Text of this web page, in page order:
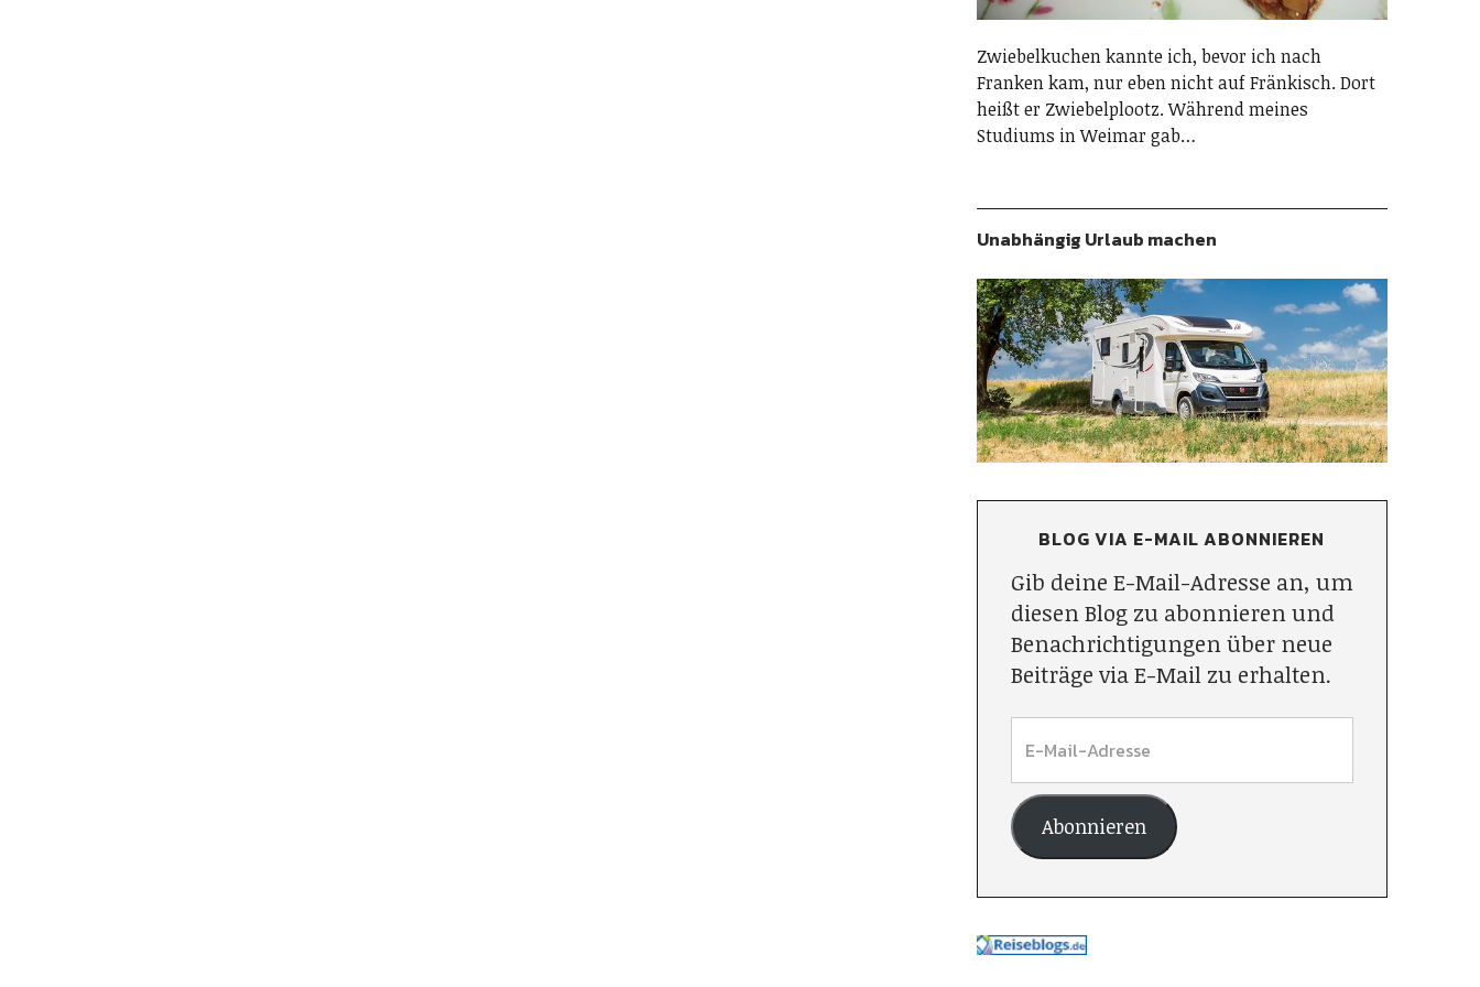
Zwiebelkuchen kannte ich, bevor ich nach
Franken kam, nur eben nicht auf Fränkisch. Dort
heißt er Zwiebelplootz. Während meines
Studiums in Weimar gab…
Unabhängig Urlaub machen
BLOG VIA E-MAIL ABONNIEREN
Gib deine E-Mail-Adresse an, um
diesen Blog zu abonnieren und
Benachrichtigungen über neue
Beiträge via E-Mail zu erhalten.
Abonnieren